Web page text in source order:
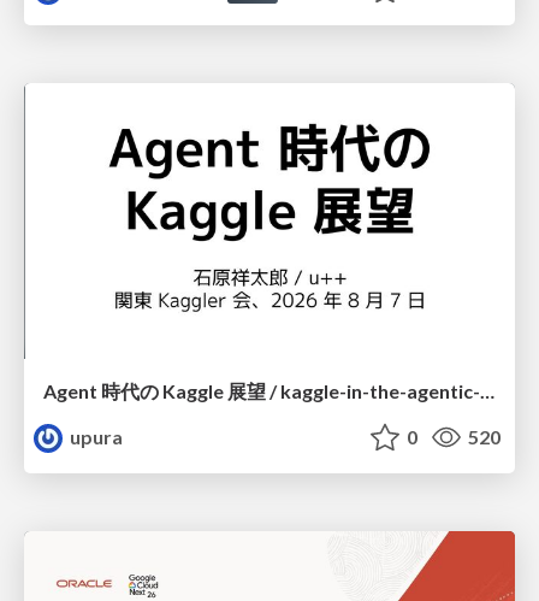
Agent 時代の Kaggle 展望 / kaggle-in-the-agentic-era
upura
0 520